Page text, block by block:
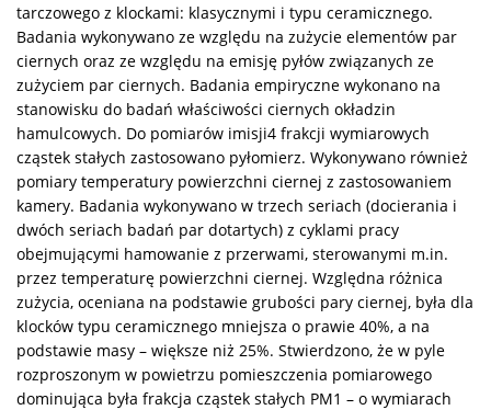
tarczowego z klockami: klasycznymi i typu ceramicznego.
Badania wykonywano ze względu na zużycie elementów par
ciernych oraz ze względu na emisję pyłów związanych ze
zużyciem par ciernych. Badania empiryczne wykonano na
stanowisku do badań właściwości ciernych okładzin
hamulcowych. Do pomiarów imisji4 frakcji wymiarowych
cząstek stałych zastosowano pyłomierz. Wykonywano również
pomiary temperatury powierzchni ciernej z zastosowaniem
kamery. Badania wykonywano w trzech seriach (docierania i
dwóch seriach badań par dotartych) z cyklami pracy
obejmującymi hamowanie z przerwami, sterowanymi m.in.
przez temperaturę powierzchni ciernej. Względna różnica
zużycia, oceniana na podstawie grubości pary ciernej, była dla
klocków typu ceramicznego mniejsza o prawie 40%, a na
podstawie masy – większe niż 25%. Stwierdzono, że w pyle
rozproszonym w powietrzu pomieszczenia pomiarowego
dominująca była frakcja cząstek stałych PM1 – o wymiarach